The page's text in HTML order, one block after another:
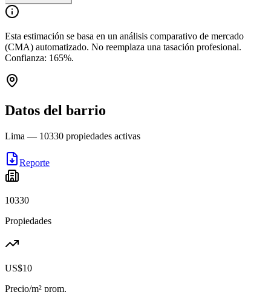
Esta estimación se basa en un análisis comparativo de mercado
(CMA) automatizado. No reemplaza una tasación profesional.
Confianza: 165%.
Datos del barrio
Lima — 10330 propiedades activas
Reporte
10330
Propiedades
US$10
Precio/m² prom.